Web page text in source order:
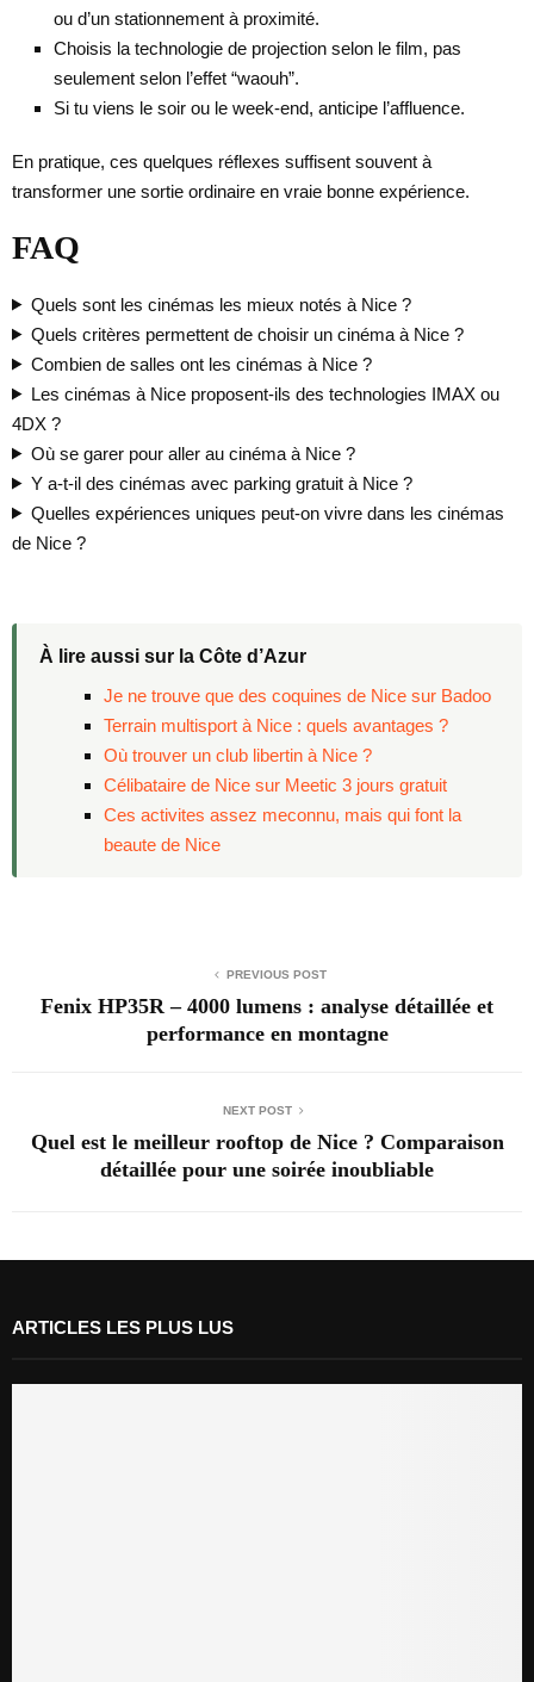
ou d’un stationnement à proximité.
Choisis la technologie de projection selon le film, pas
seulement selon l’effet “waouh”.
Si tu viens le soir ou le week-end, anticipe l’affluence.
En pratique, ces quelques réflexes suffisent souvent à
transformer une sortie ordinaire en vraie bonne expérience.
FAQ
Quels sont les cinémas les mieux notés à Nice ?
Quels critères permettent de choisir un cinéma à Nice ?
Combien de salles ont les cinémas à Nice ?
Les cinémas à Nice proposent-ils des technologies IMAX ou
4DX ?
Où se garer pour aller au cinéma à Nice ?
Y a-t-il des cinémas avec parking gratuit à Nice ?
Quelles expériences uniques peut-on vivre dans les cinémas
de Nice ?
À lire aussi sur la Côte d’Azur
Je ne trouve que des coquines de Nice sur Badoo
Terrain multisport à Nice : quels avantages ?
Où trouver un club libertin à Nice ?
Célibataire de Nice sur Meetic 3 jours gratuit
Ces activites assez meconnu, mais qui font la
beaute de Nice
PREVIOUS POST
Fenix HP35R – 4000 lumens : analyse détaillée et
performance en montagne
NEXT POST
Quel est le meilleur rooftop de Nice ? Comparaison
détaillée pour une soirée inoubliable
ARTICLES LES PLUS LUS